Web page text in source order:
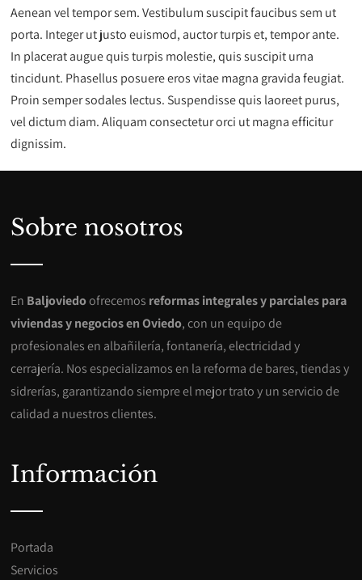
Aenean vel tempor sem. Vestibulum suscipit faucibus sem ut
porta. Integer ut justo euismod, auctor turpis et, tempor ante.
In placerat augue quis turpis molestie, quis suscipit urna
tincidunt. Phasellus posuere eros vitae magna gravida feugiat.
Proin semper sodales lectus. Suspendisse quis laoreet purus,
vel dictum diam. Aliquam consectetur orci ut magna efficitur
dignissim.
Sobre nosotros
En Baljoviedoofrecemos reformas integrales y parciales para
viviendas y negocios en Oviedo, con un equipo de
profesionales en albañilería, fontanería, electricidad y
cerrajería. Nos especializamos en la reforma de bares, tiendas y
sidrerías, garantizando siempre el mejor trato y un servicio de
calidad a nuestros clientes.
Información
Portada
Servicios